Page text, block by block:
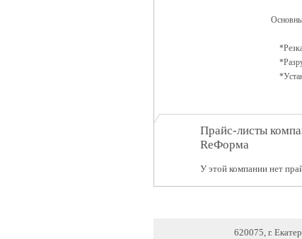
*Резка
Прайс-листы
ReФорма
У этой компании нет
620075, г.